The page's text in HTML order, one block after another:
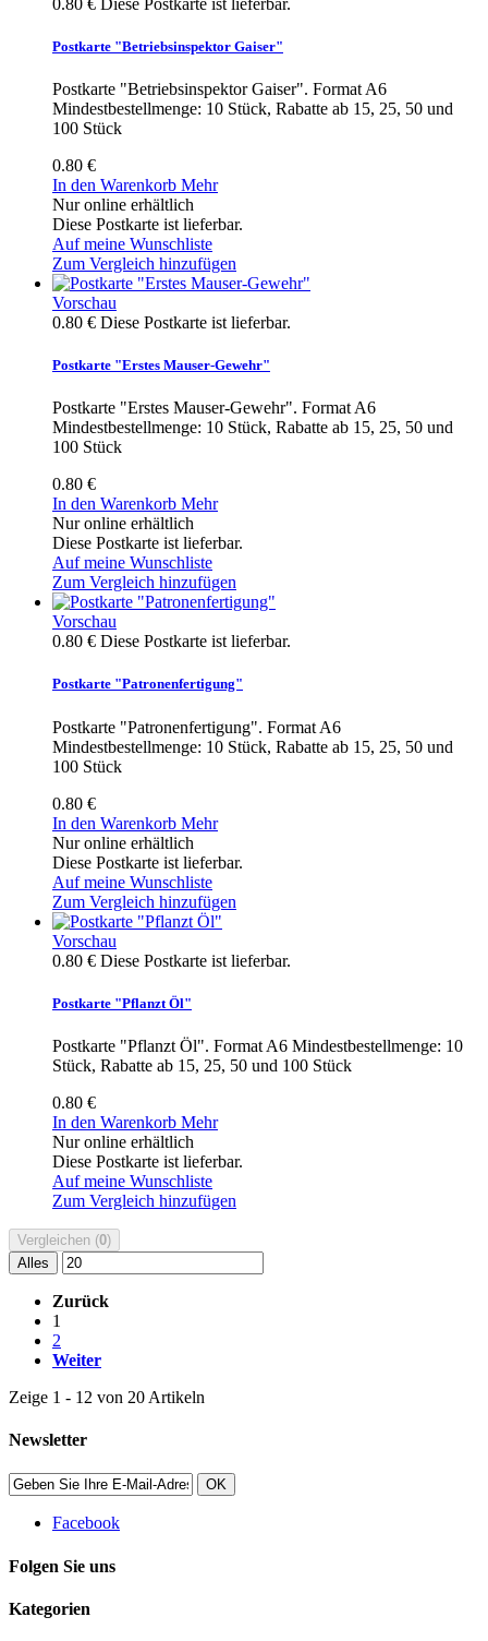
Postkarte "Betriebsinspektor Gaiser"
Postkarte "Betriebsinspektor Gaiser". Format A6
Mindestbestellmenge: 10 Stück, Rabatte ab 15, 25, 50 und
100 Stück
0.80 €
In den Warenkorb Mehr
Nur online erhältlich
Diese Postkarte ist lieferbar.
Auf meine Wunschliste
Zum Vergleich hinzufügen
Vorschau
0.80 € Diese Postkarte ist lieferbar.
Postkarte "Erstes Mauser-Gewehr"
Postkarte "Erstes Mauser-Gewehr". Format A6
Mindestbestellmenge: 10 Stück, Rabatte ab 15, 25, 50 und
100 Stück
0.80 €
In den Warenkorb Mehr
Nur online erhältlich
Diese Postkarte ist lieferbar.
Auf meine Wunschliste
Zum Vergleich hinzufügen
Vorschau
0.80 € Diese Postkarte ist lieferbar.
Postkarte "Patronenfertigung"
Postkarte "Patronenfertigung". Format A6
Mindestbestellmenge: 10 Stück, Rabatte ab 15, 25, 50 und
100 Stück
0.80 €
In den Warenkorb Mehr
Nur online erhältlich
Diese Postkarte ist lieferbar.
Auf meine Wunschliste
Zum Vergleich hinzufügen
Vorschau
0.80 € Diese Postkarte ist lieferbar.
Postkarte "Pflanzt Öl"
Postkarte "Pflanzt Öl". Format A6 Mindestbestellmenge: 10
Stück, Rabatte ab 15, 25, 50 und 100 Stück
0.80 €
In den Warenkorb Mehr
Nur online erhältlich
Diese Postkarte ist lieferbar.
Auf meine Wunschliste
Zum Vergleich hinzufügen
Vergleichen (0)
Alles
Zurück
1
2
Weiter
Zeige 1 - 12 von 20 Artikeln
Newsletter
OK
Facebook
Folgen Sie uns
Kategorien